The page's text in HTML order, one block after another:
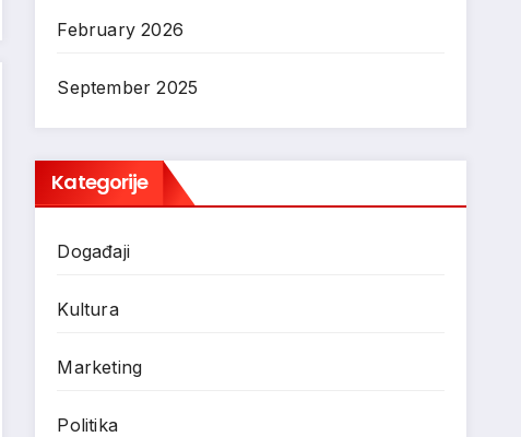
February 2026
September 2025
Kategorije
Događaji
Kultura
Marketing
Politika